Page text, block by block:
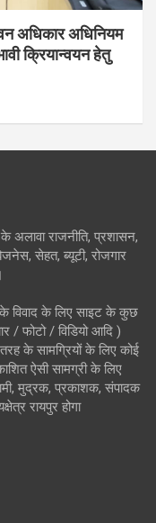
अधिकार अधिनियम
क्रियान्वयन हेतु
अलावा राजनीति, प्रशासन,
सेहत, ब्यूटी, रोजगार
विवाद के लिए साइट के कुछ
/ फोटो / विडियो आदि )
के सामग्रियों के लिए कोई
ऐसी सामग्री के लिए
मुद्रक, प्रकाशक, संपादक
रायपुर होगा